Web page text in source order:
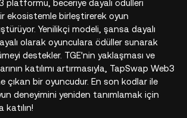
platformu, beceriye dayalı ödülleri
ekosistemle birleştirerek oyun
Yenilikçi modeli, şansa dayalı
olarak oyunculara ödüller sunarak
destekler. TGE'nin yaklaşması ve
katılımı artırmasıyla, TapSwap Web3
çıkan bir oyuncudur. En son kodlar ile
deneyimini yeniden tanımlamak için
katılın!